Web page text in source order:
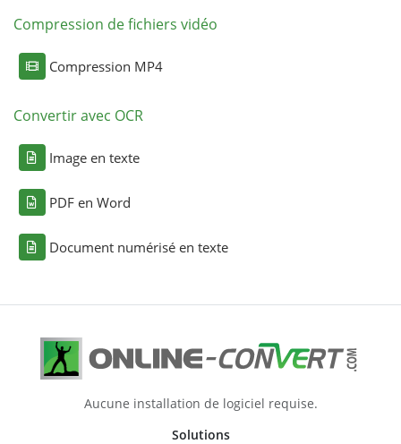
Compression de fichiers vidéo
Compression MP4
Convertir avec OCR
Image en texte
PDF en Word
Document numérisé en texte
Aucune installation de logiciel requise.
Solutions